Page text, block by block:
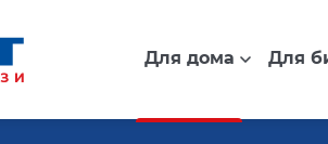
Для дома Для